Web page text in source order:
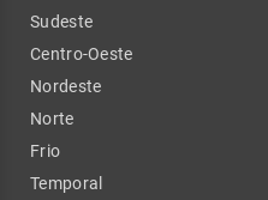
Sudeste
Centro-Oeste
Nordeste
Norte
Frio
Temporal